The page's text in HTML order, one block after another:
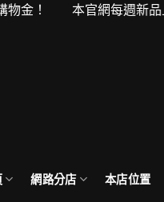
金！ 本官網每週新品
網路分店 本店位置